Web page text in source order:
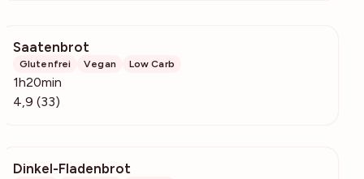
Saatenbrot
Glutenfrei Vegan Low Carb
1h20min
4,9 (33)
Dinkel-Fladenbrot